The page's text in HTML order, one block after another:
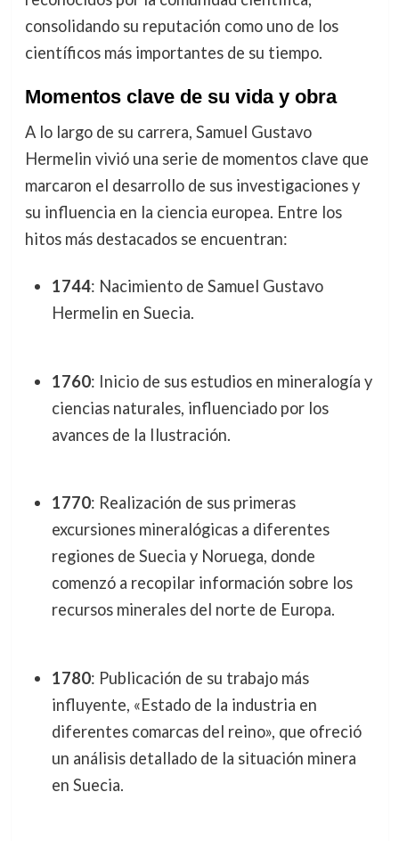
consolidando su reputación como uno de los
científicos más importantes de su tiempo.
Momentos clave de su vida y obra
A lo largo de su carrera, Samuel Gustavo
Hermelin vivió una serie de momentos clave que
marcaron el desarrollo de sus investigaciones y
su influencia en la ciencia europea. Entre los
hitos más destacados se encuentran:
1744: Nacimiento de Samuel Gustavo
Hermelin en Suecia.
1760: Inicio de sus estudios en mineralogía y
ciencias naturales, influenciado por los
avances de la Ilustración.
1770: Realización de sus primeras
excursiones mineralógicas a diferentes
regiones de Suecia y Noruega, donde
comenzó a recopilar información sobre los
recursos minerales del norte de Europa.
1780: Publicación de su trabajo más
influyente, «Estado de la industria en
diferentes comarcas del reino», que ofreció
un análisis detallado de la situación minera
en Suecia.